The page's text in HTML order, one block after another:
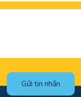
Gửi tin nhắn